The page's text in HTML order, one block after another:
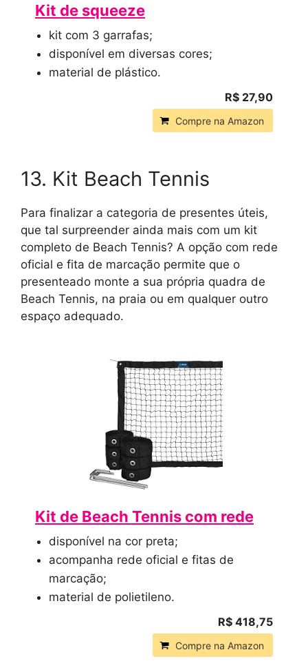
Kit de squeeze
kit com 3 garrafas;
disponível em diversas cores;
material de plástico.
R$ 27,90
Compre na Amazon
13. Kit Beach Tennis
Para finalizar a categoria de presentes úteis,
que tal surpreender ainda mais com um kit
completo de Beach Tennis? A opção com rede
oficial e fita de marcação permite que o
presenteado monte a sua própria quadra de
Beach Tennis, na praia ou em qualquer outro
espaço adequado.
Kit de Beach Tennis com rede
disponível na cor preta;
acompanha rede oficial e fitas de
marcação;
material de polietileno.
R$ 418,75
Compre na Amazon